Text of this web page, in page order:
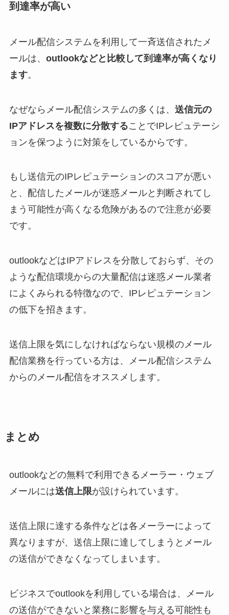
到達率が高い
メール配信システムを利用して一斉送信されたメ
ールは、 outlookなどと比較して到達率が高くなり
ます。
なぜならメール配信システムの多くは、 送信元の
IPアドレスを複数に分散することでIPレピュテーシ
ョンを保つように対策をしているからです。
もし送信元のIPレピュテーションのスコアが悪い
と、配信したメールが迷惑メールと判断されてし
まう可能性が高くなる危険があるので注意が必要
です。
outlookなどはIPアドレスを分散しておらず、その
ような配信環境からの大量配信は迷惑メール業者
によくみられる特徴なので、IPレピュテーション
の低下を招きます。
送信上限を気にしなければならない規模のメール
配信業務を行っている方は、メール配信システム
からのメール配信をオススメします。
まとめ
outlookなどの無料で利用できるメーラー・ウェブ
メールには送信上限が設けられています。
送信上限に達する条件などは各メーラーによって
異なりますが、送信上限に達してしまうとメール
の送信ができなくなってしまいます。
ビジネスでoutlookを利用している場合は、メール
の送信ができないと業務に影響を与える可能性も